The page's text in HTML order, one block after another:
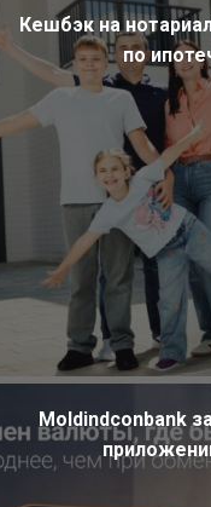
Кешбэк на
по
Moldindconbank